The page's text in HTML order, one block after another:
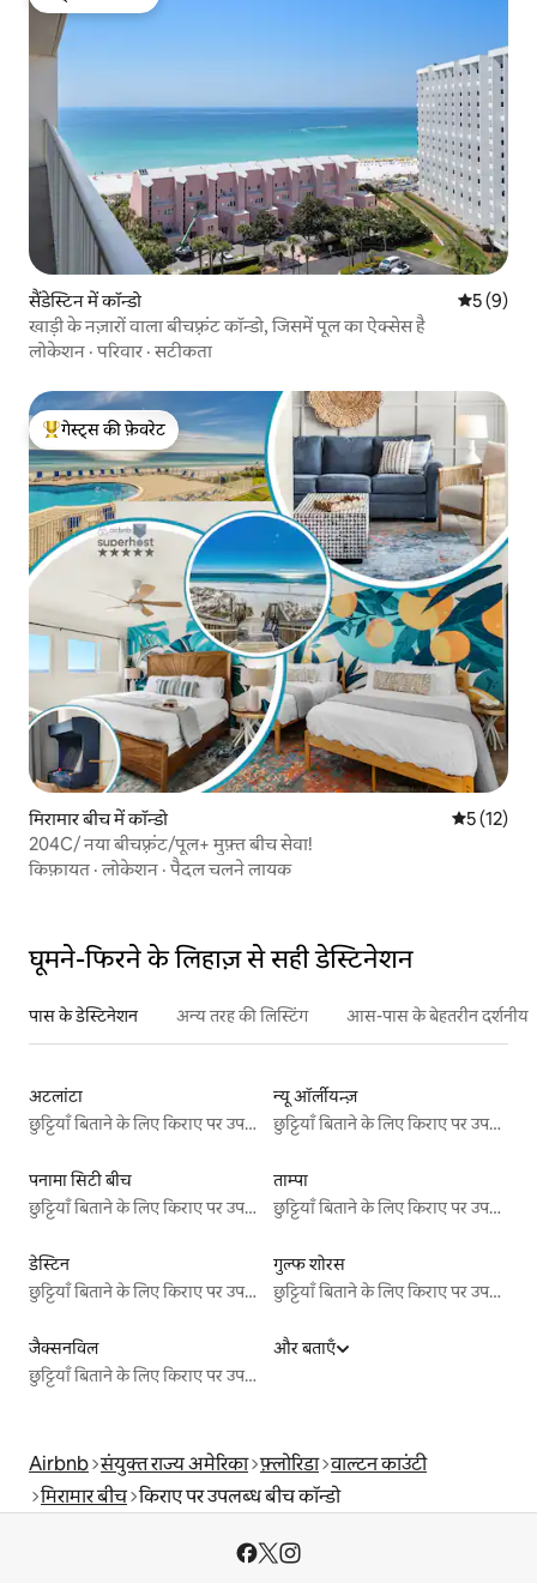
गेस्ट्स की फ़ेवरेट
सैंडेस्टिन में कॉन्डो औसत रेटिंग
5 (9)
खाड़ी के नज़ारों वाला बीचफ़्रंट कॉन्डो, जिसमें पूल का ऐक्सेस है
लोकेशन ·परिवार ·सटीकता
गेस्ट्स का टॉप फ़ेवरेट
गेस्ट्स की फ़ेवरेट
मिरामार बीच में कॉन्डो औसत रेटिंग
5 (12)
204C/ नया बीचफ़्रंट/पूल+ मुफ़्त बीच सेवा!
किफ़ायत ·लोकेशन ·पैदल चलने लायक
घूमने-फिरने के लिहाज़ से सही डेस्टिनेशन
पास के डेस्टिनेशन अन्य तरह की लिस्टिंग आस-पास के बेहतरीन दर्शनीय
अटलांटा
छुट्टियाँ बिताने के लिए किराए पर उपलब्ध जगहें
न्यू ऑर्लीयन्ज़
छुट्टियाँ बिताने के लिए किराए पर उपलब्ध जगहें
पनामा सिटी बीच
छुट्टियाँ बिताने के लिए किराए पर उपलब्ध जगहें
ताम्पा
छुट्टियाँ बिताने के लिए किराए पर उपलब्ध जगहें
डेस्टिन
छुट्टियाँ बिताने के लिए किराए पर उपलब्ध जगहें
गुल्फ शोरस
छुट्टियाँ बिताने के लिए किराए पर उपलब्ध जगहें
जैक्सनविल
छुट्टियाँ बिताने के लिए किराए पर उपलब्ध जगहें
और बताएँ
Airbnb संयुक्त राज्य अमेरिका फ़्लोरिडा वाल्टन काउंटी
मिरामार बीच किराए पर उपलब्ध बीच कॉन्डो